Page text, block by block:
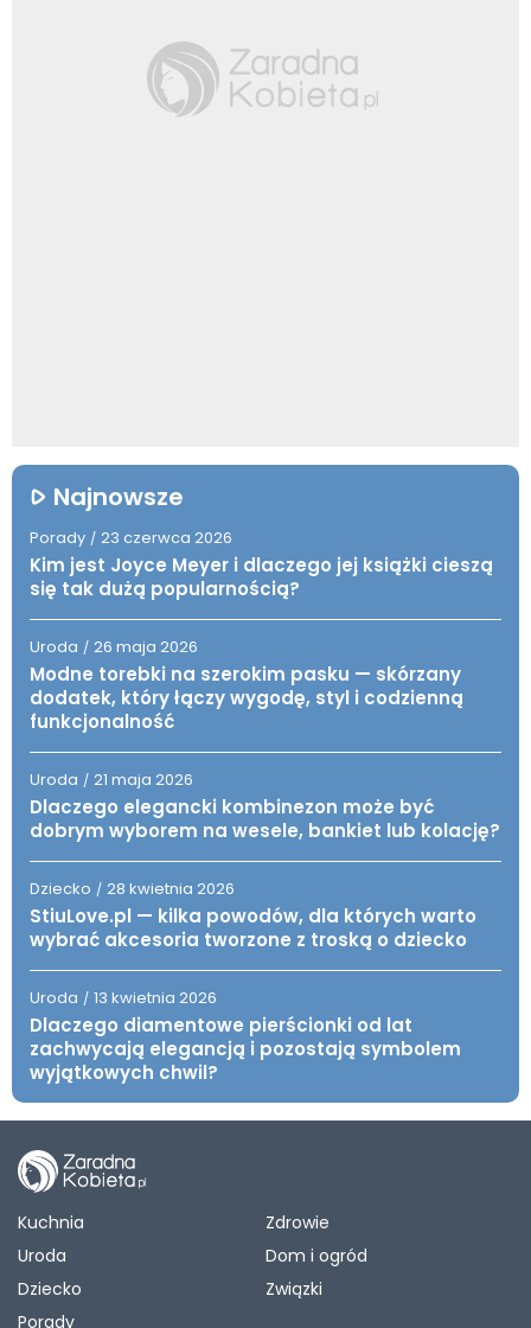
Najnowsze
Porady / 23 czerwca 2026
Kim jest Joyce Meyer i dlaczego jej książki cieszą
się tak dużą popularnością?
Uroda / 26 maja 2026
Modne torebki na szerokim pasku — skórzany
dodatek, który łączy wygodę, styl i codzienną
funkcjonalność
Uroda / 21 maja 2026
Dlaczego elegancki kombinezon może być
dobrym wyborem na wesele, bankiet lub kolację?
Dziecko / 28 kwietnia 2026
StiuLove.pl — kilka powodów, dla których warto
wybrać akcesoria tworzone z troską o dziecko
Uroda / 13 kwietnia 2026
Dlaczego diamentowe pierścionki od lat
zachwycają elegancją i pozostają symbolem
wyjątkowych chwil?
Kuchnia
Zdrowie
Uroda
Dom i ogród
Dziecko
Związki
Porady